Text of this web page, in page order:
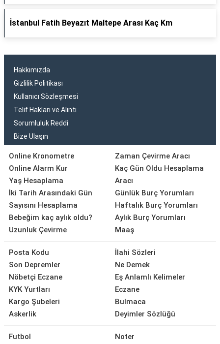
İstanbul Fatih Beyazıt Maltepe Arası Kaç Km
Hakkımızda
Gizlilik Politikası
Kullanıcı Sözleşmesi
Telif Hakları ve Alıntı
Sorumluluk Reddi
Bize Ulaşın
Online Kronometre
Online Alarm Kur
Yaş Hesaplama
İki Tarih Arasındaki Gün
Sayısını Hesaplama
Bebeğim kaç aylık oldu?
Uzunluk Çevirme
Zaman Çevirme Aracı
Kaç Gün Oldu Hesaplama
Aracı
Günlük Burç Yorumları
Haftalık Burç Yorumları
Aylık Burç Yorumları
Maaş
Posta Kodu
Son Depremler
Nöbetçi Eczane
KYK Yurtları
Kargo Şubeleri
Askerlik
İlahi Sözleri
Ne Demek
Eş Anlamlı Kelimeler
Eczane
Bulmaca
Deyimler Sözlüğü
Futbol
Noter